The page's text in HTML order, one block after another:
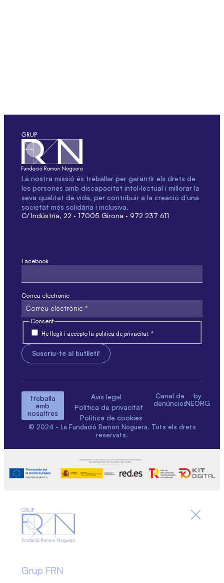
La nostra missió és treballar per garantir els drets de
les persones amb discapacitat intel·lectual i millorar la
seva qualitat de vida, per contribuir a la creació d’una
societat més solidària i inclusiva.
C/ Indústria, 22 · 17005 Girona · 972 237 611
Facebook
Correu electrònic
Consent
He llegit i accepto la política de privacitat. *
Treballa
amb
nosaltres
Avís legal
Política de privacitat
Política de cookies
Canal de
denúncies
by
NEORG
© 2024 - La Fundació Ramon Noguera. Tots els drets
reservats.
Grup FRN